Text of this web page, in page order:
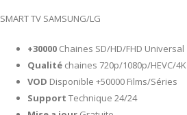
SMART TV SAMSUNG/LG
+30000 Chaines SD/HD/FHD Universal
Qualité chaines 720p/1080p/HEVC/4K
VOD Disponible +50000 Films/Séries
Support Technique 24/24